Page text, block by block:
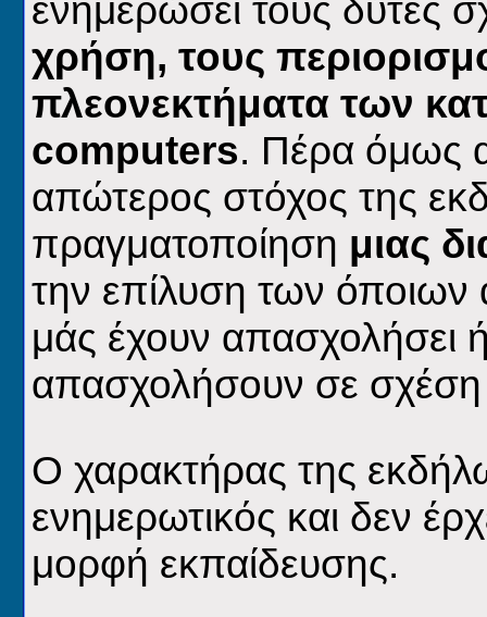
ενημερώσει τους δύτες
χρήση, τους
πλεονεκτήματα των
computers. Πέρα όμως
απώτερος στόχος της
πραγματοποίηση μιας
την επίλυση των
μάς έχουν απασχολήσει
απασχολήσουν σε σχέση
Ο χαρακτήρας της
ενημερωτικός και δεν
μορφή εκπαίδευσης.